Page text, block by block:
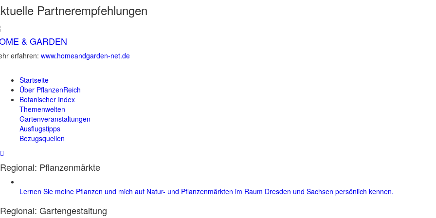
Partnerempfehlungen
& GARDEN
erfahren: www.homeandgarden-net.de
Startseite
Über PflanzenReich
Botanischer Index
Themenwelten
Gartenveranstaltungen
Ausflugstipps
Bezugsquellen
Regional: Pflanzenmärkte
Lernen Sie meine Pflanzen und mich auf Natur- und Pflanzenmärkten im Raum Dresden und Sachsen persönlich kennen.
Regional: Gartengestaltung